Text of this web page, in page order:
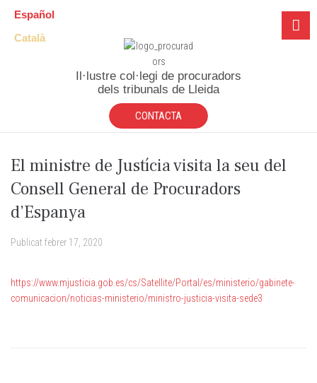
Español
Català
Il·lustre col·legi de procuradors
dels tribunals de Lleida
CONTACTA
El ministre de Justícia visita la seu del
Consell General de Procuradors
d’Espanya
Publicat febrer 17, 2020
https://www.mjusticia.gob.es/cs/Satellite/Portal/es/ministerio/gabinete-
comunicacion/noticias-ministerio/ministro-justicia-visita-sede3